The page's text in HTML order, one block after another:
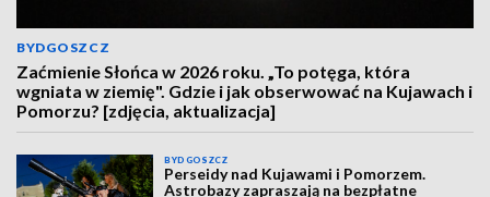
BYDGOSZCZ
Zaćmienie Słońca w 2026 roku. „To potęga, która
wgniata w ziemię". Gdzie i jak obserwować na Kujawach i
Pomorzu? [zdjęcia, aktualizacja]
BYDGOSZCZ
Perseidy nad Kujawami i Pomorzem.
Astrobazy zapraszają na bezpłatne